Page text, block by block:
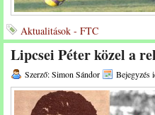
Aktualitások - FTC
Lipcsei Péter közel a
Szerző: Simon Sándor Bejegyzés